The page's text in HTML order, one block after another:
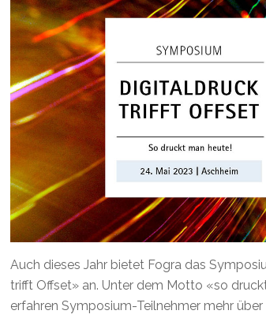
Auch dieses Jahr bietet Fogra das
trifft Offset» an. Unter dem Motto «so
erfahren Symposium-Teilnehmer mehr